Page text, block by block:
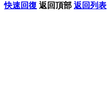
快速回復 返回頂部 返回列表